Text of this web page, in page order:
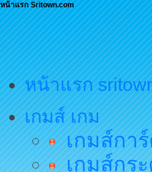
หน้าแรก Sritown.com
หน้าแรก
เกมส์ เกม
เกมส์กา
เกมส์กร